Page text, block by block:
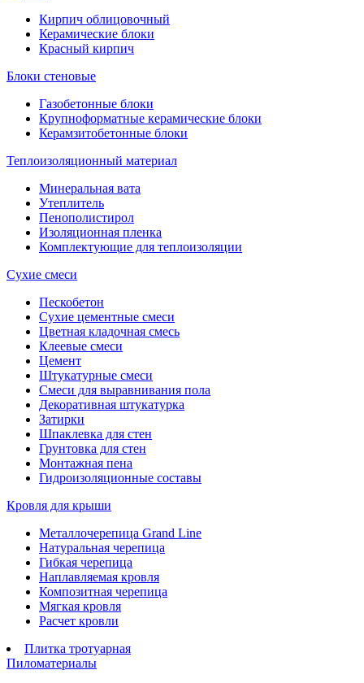
Кирпич облицовочный
Керамические блоки
Красный кирпич
Блоки стеновые
Газобетонные блоки
Крупноформатные керамические блоки
Керамзитобетонные блоки
Теплоизоляционный материал
Минеральная вата
Утеплитель
Пенополистирол
Изоляционная пленка
Комплектующие для теплоизоляции
Сухие смеси
Пескобетон
Сухие цементные смеси
Цветная кладочная смесь
Клеевые смеси
Цемент
Штукатурные смеси
Смеси для выравнивания пола
Декоративная штукатурка
Затирки
Шпаклевка для стен
Грунтовка для стен
Монтажная пена
Гидроизоляционные составы
Кровля для крыши
Металлочерепица Grand Line
Натуральная черепица
Гибкая черепица
Наплавляемая кровля
Композитная черепица
Мягкая кровля
Расчет кровли
Плитка тротуарная
Пиломатериалы